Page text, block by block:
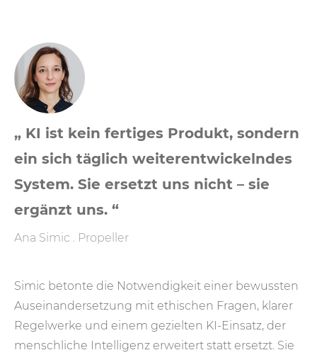
„ KI ist kein fertiges Produkt, sondern
ein sich täglich weiterentwickelndes
System. Sie ersetzt uns nicht – sie
ergänzt uns. “
Ana Simic . Propeller
Simic betonte die Notwendigkeit einer bewussten
Auseinandersetzung mit ethischen Fragen, klarer
Regelwerke und einem gezielten KI-Einsatz, der
menschliche Intelligenz erweitert statt ersetzt. Sie